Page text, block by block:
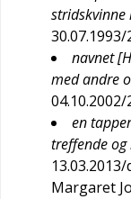
stridskvinne
30.07.1993/
navnet
med andre
04.10.2002/
en
treffende
Margaret